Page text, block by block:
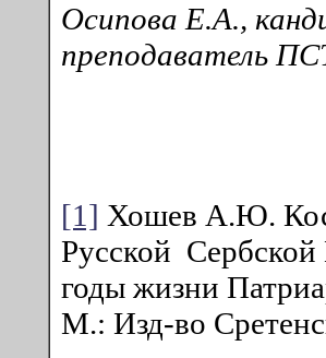
Осипова Е.А.,
преподаватель
[1] Хошев А.Ю.
Русской
годы жизни
М.: Изд-во